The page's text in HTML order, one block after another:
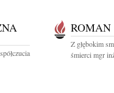
ROMAN
Z głębokim
śmierci mgr